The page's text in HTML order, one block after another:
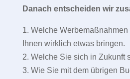
Danach entscheiden wir
1. Welche
Ihnen wirklich etwas bringen.
2. Welche Sie sich in Zukunft
3. Wie Sie mit dem übrigen